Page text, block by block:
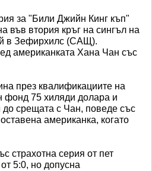
за "Били Джийн Кинг къп"
във втория кръг на сингъл на
в Зефирхилс (САЩ).
американката Хана Чан със
през квалификациите на
фонд 75 хиляди долара и
срещата с Чан, поведе със
американка, когато
страхотна серия от пет
5:0, но допусна